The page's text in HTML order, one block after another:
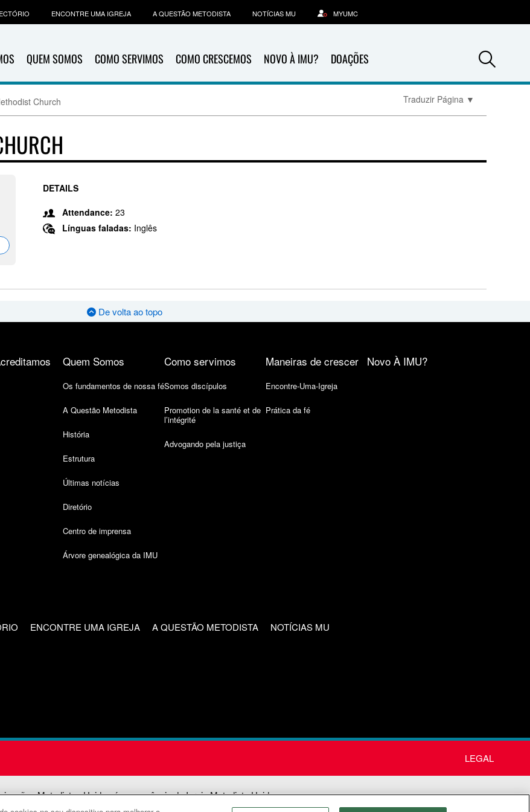
QUEM SOMOS COMO SERVIMOS COMO CRESCEMOS NOVO À IMU? DOAÇÕES
ENCONTRE UMA IGREJA A QUESTÃO METODISTA NOTÍCIAS MU MYUMC
Church Traduzir Página ▼
DETAILS
Attendance: 23
Línguas faladas: Inglês
De volta ao topo
Quem Somos
Os fundamentos de nossa fé
A Questão Metodista
História
Estrutura
Últimas notícias
Diretório
Centro de imprensa
Árvore genealógica da IMU
Como servimos
Somos discípulos
Promotion de la santé et de
l’intégrité
Advogando pela justiça
Maneiras de crescer
Encontre-Uma-Igreja
Prática da fé
Novo À IMU?
ENCONTRE UMA IGREJA A QUESTÃO METODISTA NOTÍCIAS MU
LEGAL
Metodistas Unidas é uma agência da Igreja Metodista Unida